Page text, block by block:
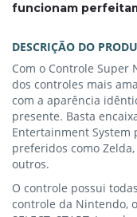
funcionam
DESCRIÇÃO DO
Com o Controle Super
dos controles mais
com a aparência
presente. Basta
Entertainment System
preferidos como
outros.
O controle possui
controle da Nintendo,